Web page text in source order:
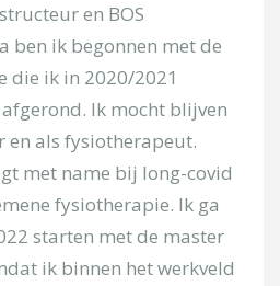
en BOS
ben ik begonnen met de
die ik in 2020/2021
Ik mocht blijven
als fysiotherapeut.
met name bij long-covid
fysiotherapie. Ik ga
starten met de master
ik binnen het werkveld